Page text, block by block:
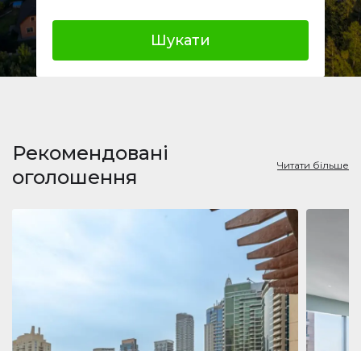
Шукати
Рекомендовані
оголошення
Читати більше